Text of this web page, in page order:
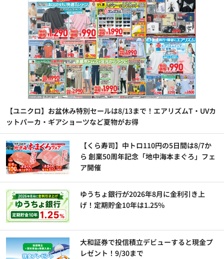
【ユニクロ】お盆休み特別セールは8/13まで！エアリズムT・UVカ
ットパーカ・ギアショーツなど夏物がお得
【くら寿司】中トロ110円の5日間は8/7か
ら 創業50周年記念「地中海本まぐろ」フェ
ア開催
ゆうちょ銀行が2026年8月に金利引き上
げ！定期貯金10年は1.25%
大和証券で投信積立デビューすると現金プ
レゼント！9/30まで